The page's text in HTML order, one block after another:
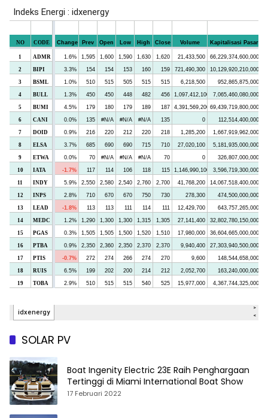
SOLAR PV
Boat Ingenity Electric 23E Raih Penghargaan
Tertinggi di Miami International Boat Show
17 Februari 2022